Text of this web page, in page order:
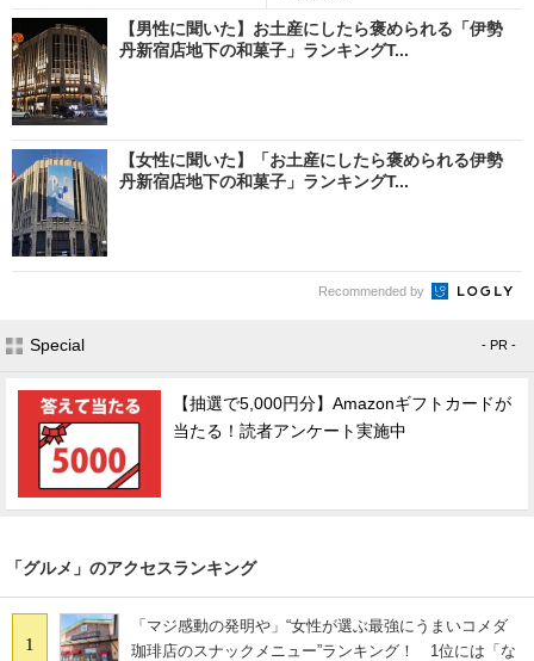
【男性に聞いた】お土産にしたら褒められる「伊勢
丹新宿店地下の和菓子」ランキングT...
【女性に聞いた】「お土産にしたら褒められる伊勢
丹新宿店地下の和菓子」ランキングT...
Recommended by
Special - PR -
【抽選で5,000円分】Amazonギフトカードが
当たる！読者アンケート実施中
「グルメ」のアクセスランキング
1
「マジ感動の発明や」“女性が選ぶ最強にうまいコメダ
珈琲店のスナックメニュー”ランキング！ 1位には「な